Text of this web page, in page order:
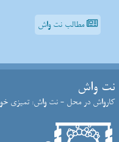
مطالب نت واش
نت واش
کارواش در محل - نت واش: تمیزی